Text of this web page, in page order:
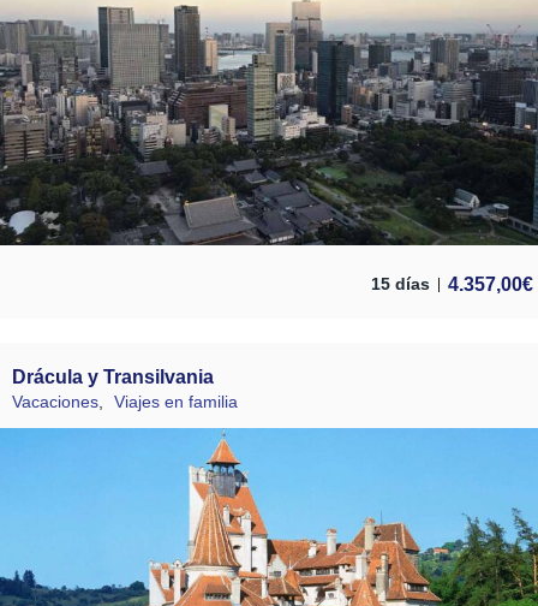
15 días 4.357,00€
Drácula y Transilvania
Vacaciones, Viajes en familia